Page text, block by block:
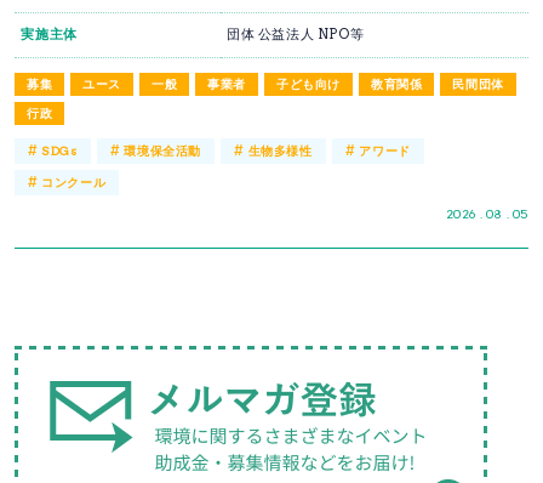
募集 ユース 一般 事業者 子ども向け 教育関係
民間団体
行政
2026 . 08 . 05
実施主体 団体 公益法人 NPO等
#SDGs #環境保全活動 # 生物多様性 # アワード
# コンクール